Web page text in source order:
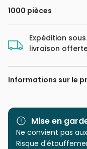
1000 pièces
Expédition
livraison
Informations sur le
Marque
Catégorie
Mise en
Ne convient pas
Risque